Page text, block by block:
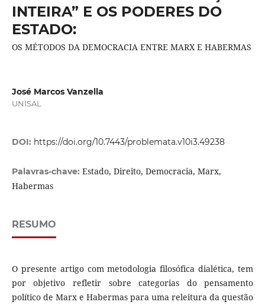
INTEIRA” E OS PODERES DO
ESTADO:
OS MÉTODOS DA DEMOCRACIA ENTRE MARX E HABERMAS
José Marcos Vanzella
UNISAL
DOI: https://doi.org/10.7443/problemata.v10i3.49238
Palavras-chave: Estado, Direito, Democracia, Marx,
Habermas
RESUMO
O presente artigo com metodologia filosófica dialética, tem
por objetivo refletir sobre categorias do pensamento
político de Marx e Habermas para uma releitura da questão